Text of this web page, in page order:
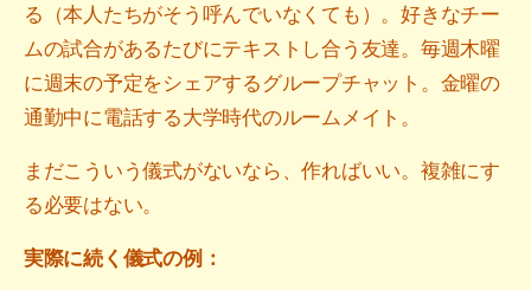
る（本人たちがそう呼んでいなくても）。好きなチー
ムの試合があるたびにテキストし合う友達。毎週木曜
に週末の予定をシェアするグループチャット。金曜の
通勤中に電話する大学時代のルームメイト。
まだこういう儀式がないなら、作ればいい。複雑にす
る必要はない。
実際に続く儀式の例：